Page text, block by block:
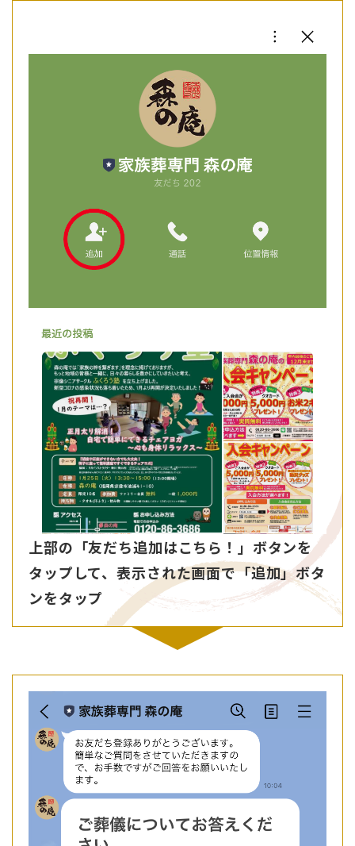
上部の「友だち追加はこちら！」ボタンを
タップして、表示された画面で「追加」ボタ
ンをタップ